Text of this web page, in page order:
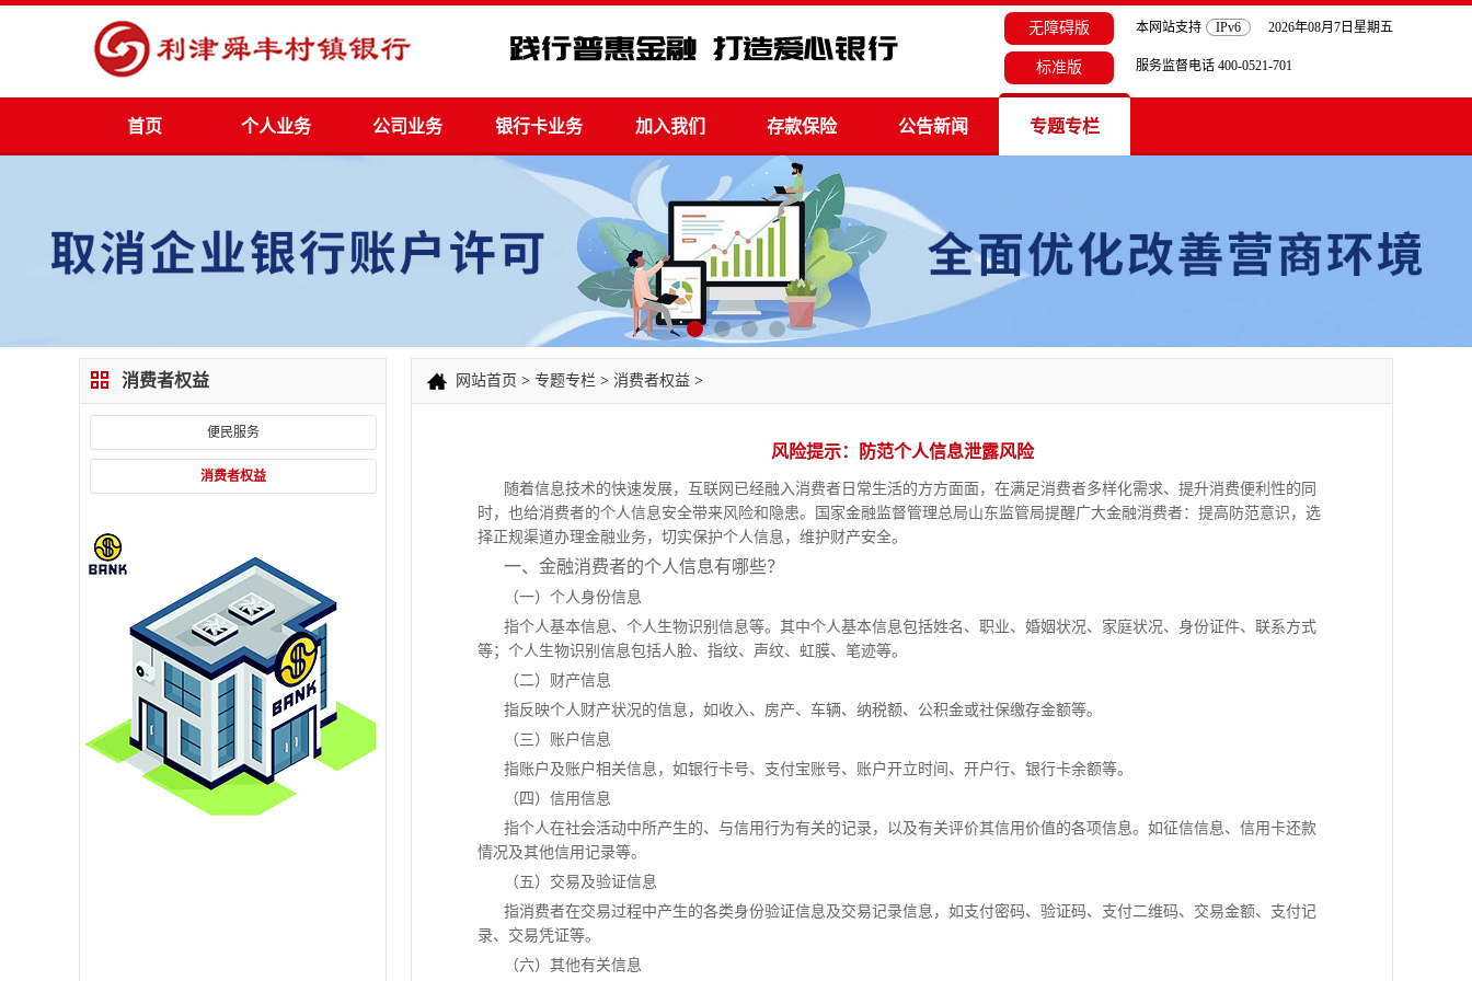
本网站支持 IPv6 2026年08月7日星期五
服务监督电话 400-0521-701
无障碍版
标准版
首页 个人业务 公司业务 银行卡业务 加入我们 存款保险 公告新闻 专题专栏
消费者权益
便民服务
消费者权益
网站首页 > 专题专栏 > 消费者权益 >
风险提示：防范个人信息泄露风险
随着信息技术的快速发展，互联网已经融入消费者日常生活的方方面面，在满足消费者多样化需求、提升消费便利性的同
时，也给消费者的个人信息安全带来风险和隐患。国家金融监督管理总局山东监管局提醒广大金融消费者：提高防范意识，选
择正规渠道办理金融业务，切实保护个人信息，维护财产安全。
一、金融消费者的个人信息有哪些？
（一）个人身份信息
指个人基本信息、个人生物识别信息等。其中个人基本信息包括姓名、职业、婚姻状况、家庭状况、身份证件、联系方式
等；个人生物识别信息包括人脸、指纹、声纹、虹膜、笔迹等。
（二）财产信息
指反映个人财产状况的信息，如收入、房产、车辆、纳税额、公积金或社保缴存金额等。
（三）账户信息
指账户及账户相关信息，如银行卡号、支付宝账号、账户开立时间、开户行、银行卡余额等。
（四）信用信息
指个人在社会活动中所产生的、与信用行为有关的记录，以及有关评价其信用价值的各项信息。如征信信息、信用卡还款
情况及其他信用记录等。
（五）交易及验证信息
指消费者在交易过程中产生的各类身份验证信息及交易记录信息，如支付密码、验证码、支付二维码、交易金额、支付记
录、交易凭证等。
（六）其他有关信息